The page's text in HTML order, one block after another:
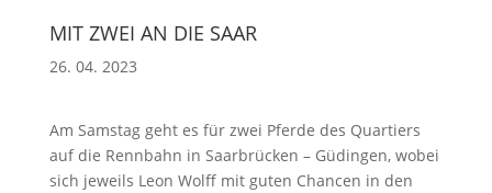
MIT ZWEI AN DIE SAAR
26. 04. 2023
Am Samstag geht es für zwei Pferde des Quartiers
auf die Rennbahn in Saarbrücken – Güdingen, wobei
sich jeweils Leon Wolff mit guten Chancen in den